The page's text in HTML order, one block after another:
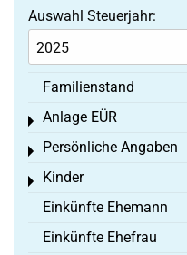
Auswahl Steuerjahr:
Familienstand
Anlage EÜR
Toggle menu
Persönliche Angaben
Toggle menu
Kinder
Toggle menu
Einkünfte Ehemann
Einkünfte Ehefrau